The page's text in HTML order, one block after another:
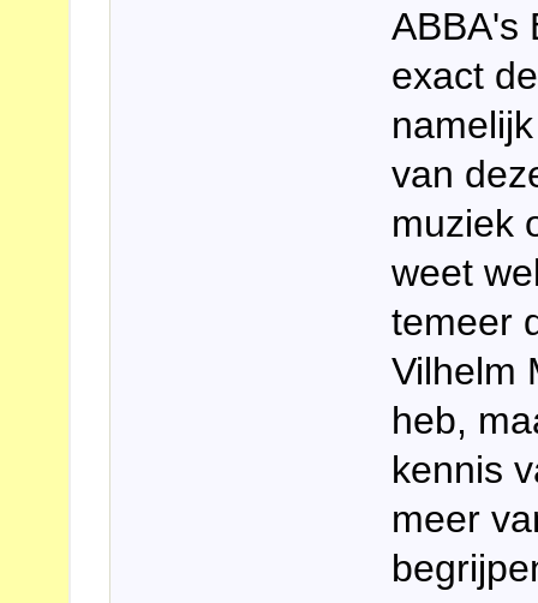
ABBA's
exact
van
muziek
weet
temeer
Vilhelm
heb,
kennis
meer